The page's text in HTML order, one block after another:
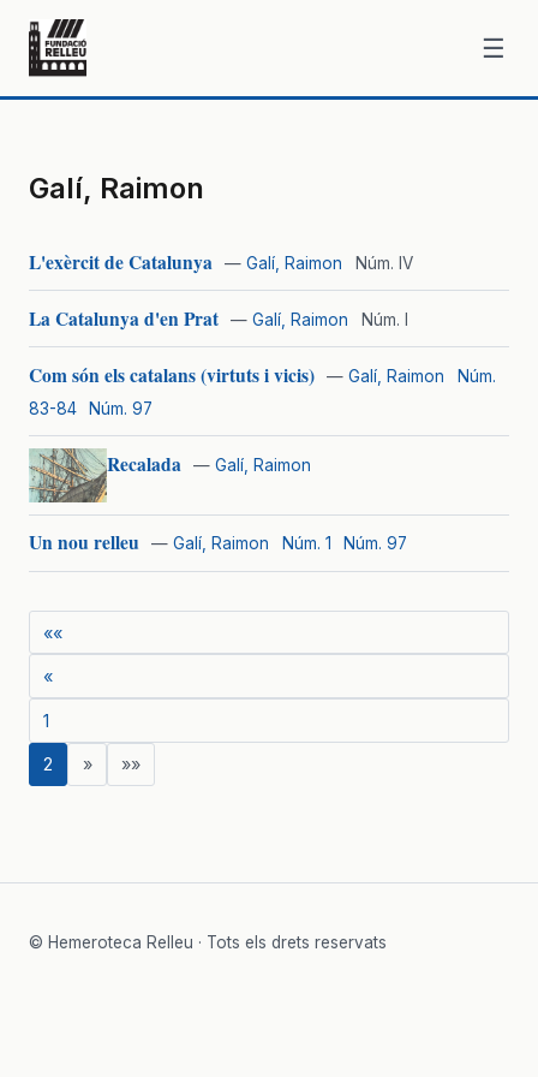
☰
Galí, Raimon
L'exèrcit de Catalunya —Galí, Raimon Núm. IV
La Catalunya d'en Prat —Galí, Raimon Núm. I
Com són els catalans (virtuts i vicis) —Galí, Raimon
Núm.
83-84
Núm. 97
Recalada —Galí, Raimon
Un nou relleu —Galí, Raimon Núm. 1 Núm. 97
««
«
1
2 » »»
© Hemeroteca Relleu · Tots els drets reservats